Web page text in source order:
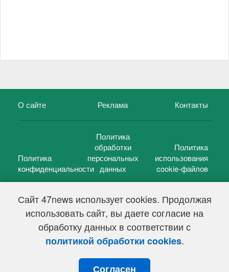
Сайт 47news использует cookies. Продолжая
использовать сайт, вы даете согласие на
обработку данных в соответствии с
политикой обработки cookies.
Согласен
О сайте Реклама Контакты
Политика
конфиденциальности
Политика
обработки
персональных
данных
Политика
использования
cookie-файлов
47 новостей (47 news)2005 — 2026 г.
Свидетельство о регистрации СМИ Эл № ФС 77-39848, выдано
Федеральной службой по надзору в сфере связи,
информационных технологий и массовых коммуникаций